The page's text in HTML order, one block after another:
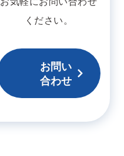
ください。
お問い
合わせ